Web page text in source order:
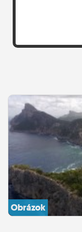
Obrázok